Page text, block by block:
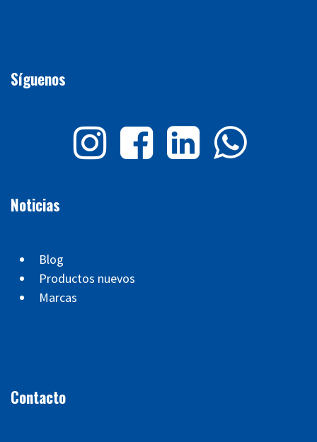
Síguenos
Noticias
Blog
Productos nuevos
Marcas
Contacto